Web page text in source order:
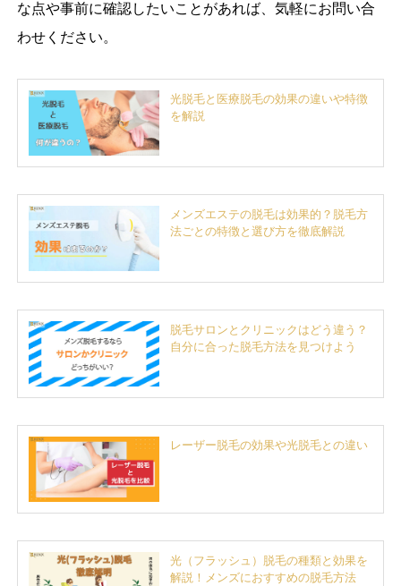
な点や事前に確認したいことがあれば、気軽にお問い合
わせください。
光脱毛と医療脱毛の効果の違いや特徴
を解説
メンズエステの脱毛は効果的？脱毛方
法ごとの特徴と選び方を徹底解説
脱毛サロンとクリニックはどう違う？
自分に合った脱毛方法を見つけよう
レーザー脱毛の効果や光脱毛との違い
光（フラッシュ）脱毛の種類と効果を
解説！メンズにおすすめの脱毛方法